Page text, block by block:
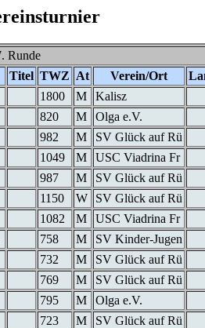
Runde
Titel TWZ At Verein/Ort
1800 M
Kalisz
820 M
Olga e.V.
982 M
SV Glück auf Rü
1049 M
USC Viadrina Fr
987 M
SV Glück auf Rü
1150 W
SV Glück auf Rü
1082 M
USC Viadrina Fr
758 M
SV Kinder-Jugen
732 M
SV Glück auf Rü
769 M
SV Glück auf Rü
795 M
Olga e.V.
723 M
SV Glück auf Rü